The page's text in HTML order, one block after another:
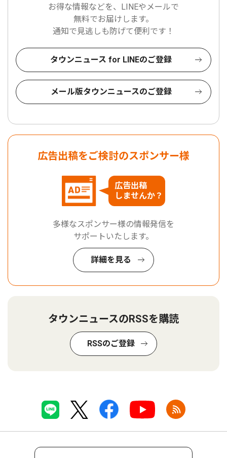
お得な情報などを、LINEやメールで
無料でお届けします。
通知で見逃しも防げて便利です！
タウンニュース for LINEのご登録
メール版タウンニュースのご登録
広告出稿をご検討のスポンサー様
広告出稿
しませんか？
多様なスポンサー様の情報発信を
サポートいたします。
詳細を見る
タウンニュースのRSSを購読
RSSのご登録